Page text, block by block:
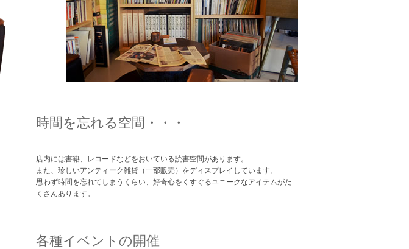
時間を忘れる空間・・・
店内には書籍、レコードなどをおいている読書空間があります。
また、珍しいアンティーク雑貨（一部販売）をディスプレイしています。
思わず時間を忘れてしまうくらい、好奇心をくすぐるユニークなアイテムがた
くさんあります。
各種イベントの開催